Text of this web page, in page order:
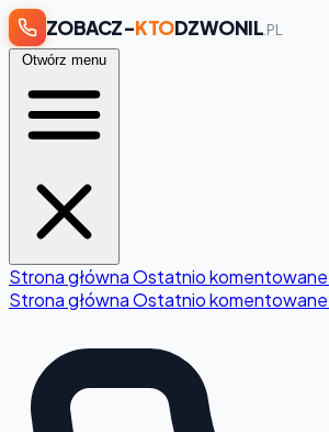
ZOBACZ-KTODZWONIL .PL
Otwórz menu
Strona głównaOstatnio komentowane
Strona głównaOstatnio komentowane